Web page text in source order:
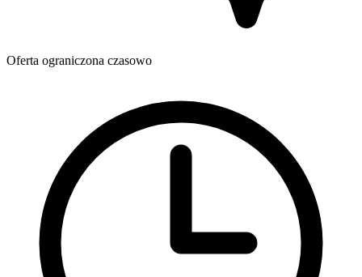
Oferta ograniczona czasowo